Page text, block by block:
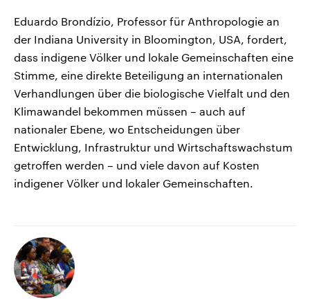
Eduardo Brondízio, Professor für Anthropologie an
der Indiana University in Bloomington, USA, fordert,
dass indigene Völker und lokale Gemeinschaften eine
Stimme, eine direkte Beteiligung an internationalen
Verhandlungen über die biologische Vielfalt und den
Klimawandel bekommen müssen – auch auf
nationaler Ebene, wo Entscheidungen über
Entwicklung, Infrastruktur und Wirtschaftswachstum
getroffen werden – und viele davon auf Kosten
indigener Völker und lokaler Gemeinschaften.